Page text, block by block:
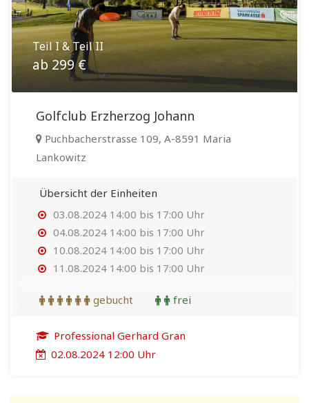
Teil I & Teil II
ab 299 €
Golfclub Erzherzog Johann
Puchbacherstrasse 109, A-8591 Maria
Lankowitz
Übersicht der Einheiten
03.08.2024 14:00 bis 17:00 Uhr
04.08.2024 14:00 bis 17:00 Uhr
10.08.2024 14:00 bis 17:00 Uhr
11.08.2024 14:00 bis 17:00 Uhr
gebucht frei
Professional Gerhard Gran
02.08.2024 12:00 Uhr